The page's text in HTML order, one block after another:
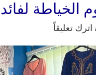
الخياطة
اترك تعليقاً